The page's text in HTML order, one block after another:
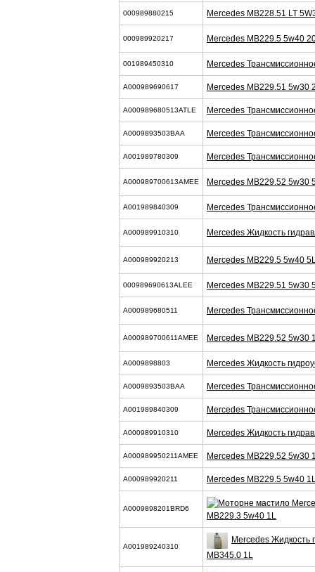
000989880215 Mercedes MB228.51 LT
000989920217 Mercedes MB229.5 5w40
001989450310 Mercedes
A000989690617 Mercedes MB229.51 5w30
A000989680513ATLE Mercedes
A0009893503BAA Mercedes
A001989780309 Mercedes
A000989700613AMEE Mercedes MB229.52 5w30
A001989840309 Mercedes
A000989910310 Mercedes Жидкость
A000989920213 Mercedes MB229.5 5w40
000989690613ALEE Mercedes MB229.51 5w30
A000989680511 Mercedes
A000989700611AMEE Mercedes MB229.52 5w30
A0009898803 Mercedes Жидкость
A0009893503BAA Mercedes
A001989840309 Mercedes
A000989910310 Mercedes Жидкость
A000989950211AMEE Mercedes MB229.52 5w30
A000989920211 Mercedes MB229.5 5w40
A0009898201BRD6
MB229.3 5w40 1L
A001989240310
Mercedes Жидкость
MB345.0 1L